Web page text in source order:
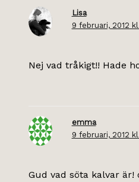
Lisa
9 februari, 2012
Nej vad tråkigt!! Hade
emma
9 februari, 2012
Gud vad söta kalvar